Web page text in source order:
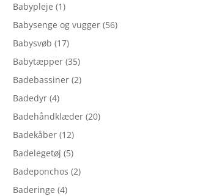
Babypleje (1)
Babysenge og vugger (56)
Babysvøb (17)
Babytæpper (35)
Badebassiner (2)
Badedyr (4)
Badehåndklæder (20)
Badekåber (12)
Badelegetøj (5)
Badeponchos (2)
Baderinge (4)